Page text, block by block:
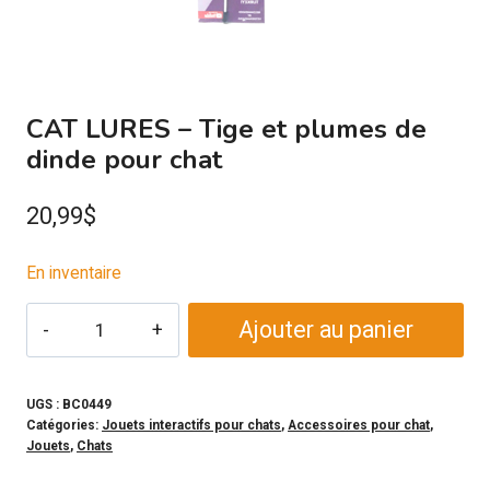
CAT LURES – Tige et plumes de
dinde pour chat
20,99$
En inventaire
LURES
-
Ajouter au panier
UGS : BC0449
Catégories: Jouets interactifs pour chats, Accessoires pour chat,
Jouets, Chats